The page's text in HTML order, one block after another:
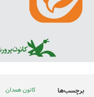
برچسب‌ها کانون همدان